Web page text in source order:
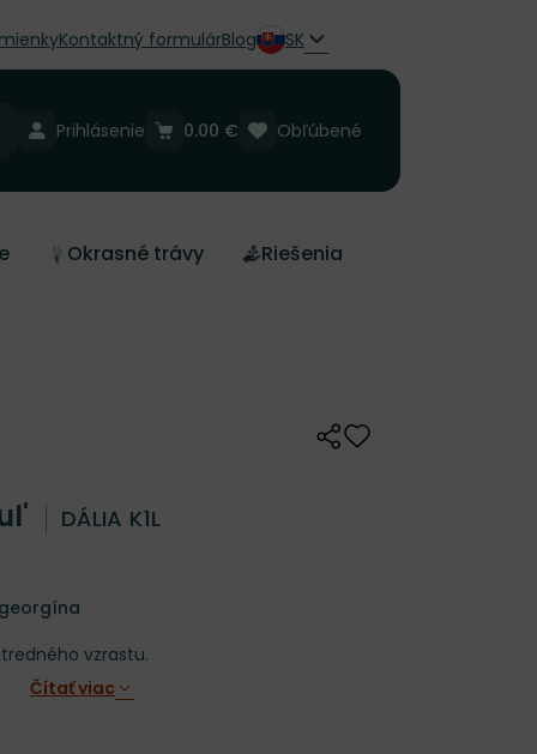
Kontaktný formulárBlog SK
Prihlásenie Obľúbené
0.00 €
Okrasné trávy
Riešenia
ZdieľaťOdober do
DÁLIA K1L
vzrastu.
Čítať viac